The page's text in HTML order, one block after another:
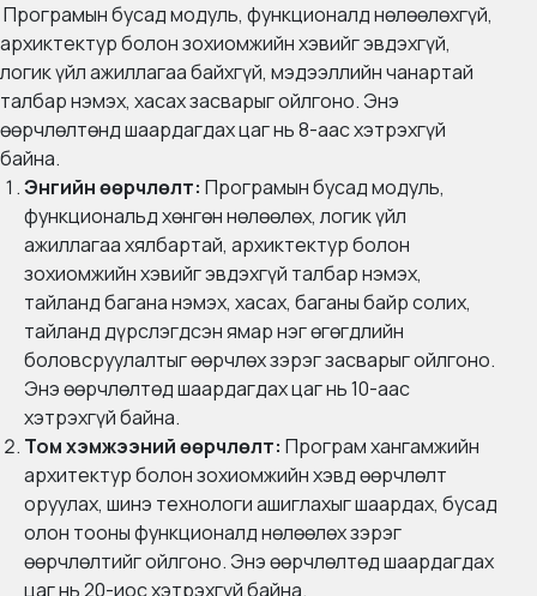
Програмын бусад модуль, функционалд нөлөөлөхгүй,
архиктектур болон зохиомжийн хэвийг эвдэхгүй,
логик үйл ажиллагаа байхгүй, мэдээллийн чанартай
талбар нэмэх, хасах засварыг ойлгоно. Энэ
өөрчлөлтөнд шаардагдах цаг нь 8-аас хэтрэхгүй
байна.
Энгийн өөрчлөлт: Програмын бусад модуль,
функциональд хөнгөн нөлөөлөх, логик үйл
ажиллагаа хялбартай, архиктектур болон
зохиомжийн хэвийг эвдэхгүй талбар нэмэх,
тайланд багана нэмэх, хасах, баганы байр солих,
тайланд дүрслэгдсэн ямар нэг өгөгдлийн
боловсруулалтыг өөрчлөх зэрэг засварыг ойлгоно.
Энэ өөрчлөлтөд шаардагдах цаг нь 10-аас
хэтрэхгүй байна.
Том хэмжээний өөрчлөлт: Програм хангамжийн
архитектур болон зохиомжийн хэвд өөрчлөлт
оруулах, шинэ технологи ашиглахыг шаардах, бусад
олон тооны функционалд нөлөөлөх зэрэг
өөрчлөлтийг ойлгоно. Энэ өөрчлөлтөд шаардагдах
цаг нь 20-иос хэтрэхгүй байна.